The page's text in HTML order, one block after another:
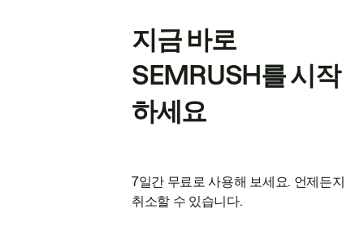
지금 바로
SEMRUSH를 시작
하세요
7일간 무료로 사용해 보세요. 언제든지
취소할 수 있습니다.